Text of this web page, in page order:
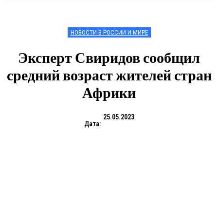
НОВОСТИ В РОССИИ И МИРЕ
Эксперт Свиридов сообщил
средний возраст жителей стран
Африки
Дата:
25.05.2023